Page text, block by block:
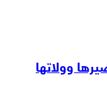
وولاتها